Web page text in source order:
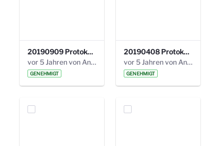
20190909 Protokoll 27. Steuerungskreis.pdf
vor 5 Jahren von Anni Schlumberger
GENEHMIGT
20190408 Protokoll 26. Steuerungskreis.pdf
vor 5 Jahren von Anni Schlumberger
GENEHMIGT